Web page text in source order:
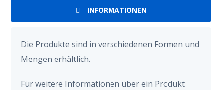
INFORMATIONEN
Die Produkte sind in verschiedenen Formen und
Mengen erhältlich.
Für weitere Informationen über ein Produkt